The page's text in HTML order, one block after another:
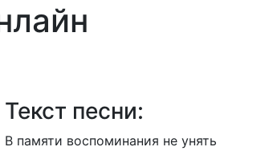
Текст песни:
В памяти воспоминания не унять